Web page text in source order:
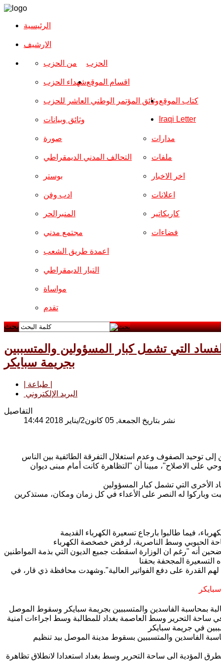
الرئيسية
الارشیف
الحزب من الحزب
شهداء الحزب
وثائق المؤتمر الوطني العاشر للحزب
وثائق وبيانات
اقسام الموقع
صورة
التحالف المدني الديمقراطي
بوستر
ادب وفن
المنبرالحر
مجتمع مدني
مدارات
ملفات
اخر الاخبار
اعلانات
كاريكاتير
فضاءات
اعمدة طريق الشعب
التيار الديمقراطي
مواساة
تقدم
كتاب الموقع
Iraqi Letter
بحث
التي تشمل كبار المسؤولين والمتسببين
بجريمة سبايكر
البريد الإلكتروني
التفاصيل
نشر بتاريخ الجمعة, 05 كانون2/يناير 2018 14:44
الاصلاح"، مبينا أن "التظاهرة كانت أمام مبنى ديوان
وباركوا له النصر على الأعداء في كل زمان ومكان، مستذكرين
أنه "رغم ان الوزارة اسقطت جميع الديون التي بذمة المواطنين
القدرة على دفع الفواتير العالية".وشهدت محافظة ذي قار، في
ساحة التحرير وسط العاصمة بغداد للمطالبة وسط اجراءات امنية
الفاسدين والمتسببين بسقوط مدينة الموصل بيد تنظيم
المؤدية الى ساحة التحرير وسط بغداد استعدادا لانطلاق تظاهرة